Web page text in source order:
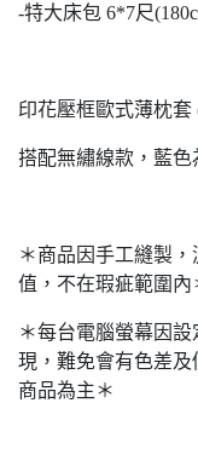
-特大床包 6*7尺
印花壓框歐式薄枕套
搭配無繡線款，藍
＊商品因手工縫製
值，不在瑕疵範圍內
＊每台電腦螢幕因
現，難免會有色差
商品為主＊